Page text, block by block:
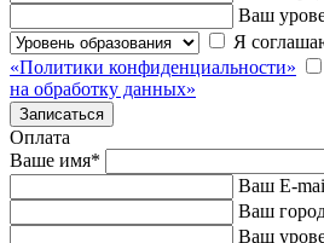
Ваш
Я
«Политики конфиденциальности»
на обработку данных»
Оплата
Ваше имя*
Ваш E-
Ваш
Ваш